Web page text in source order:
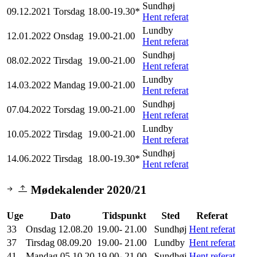
09.12.2021 Torsdag 18.00-19.30*
Sundhøj
Hent referat
12.01.2022 Onsdag 19.00-21.00
Lundby
Hent referat
08.02.2022 Tirsdag 19.00-21.00
Sundhøj
Hent referat
14.03.2022 Mandag 19.00-21.00
Lundby
Hent referat
07.04.2022 Torsdag 19.00-21.00
Sundhøj
Hent referat
10.05.2022 Tirsdag 19.00-21.00
Lundby
Hent referat
14.06.2022 Tirsdag 18.00-19.30*
Sundhøj
Hent referat
Mødekalender 2020/21
Uge Dato Tidspunkt Sted
Referat
33
Onsdag 12.08.20 19.00- 21.00 Sundhøj Hent referat
37
Tirsdag 08.09.20 19.00- 21.00 Lundby Hent referat